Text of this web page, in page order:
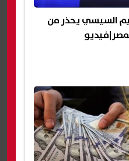
السيسي يحذر من